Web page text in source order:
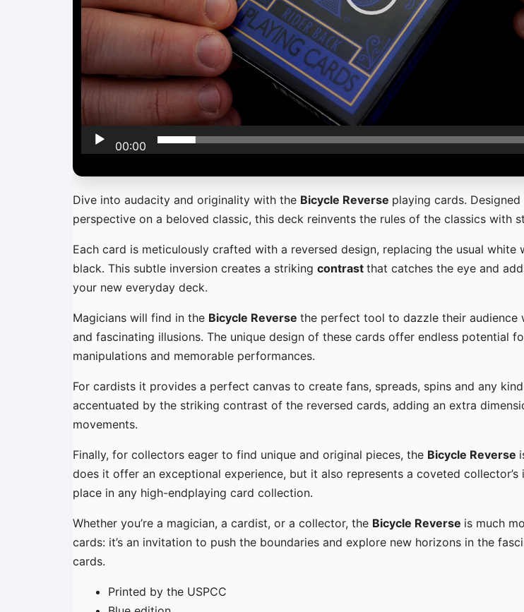
é
00:00
Dive into audacity and originality with the Bicycle Reverse playing cards.
perspective on a beloved classic, this deck reinvents the rules of the classics with
Each card is meticulously crafted with a reversed design, replacing the usual white
black. This subtle inversion creates a striking contrast that catches the eye and
your new everyday deck.
Magicians will find in the Bicycle Reverse the perfect tool to dazzle their audience
and fascinating illusions. The unique design of these cards offer endless potential
manipulations and memorable performances.
For cardists it provides a perfect canvas to create fans, spreads, spins and any
accentuated by the striking contrast of the reversed cards, adding an extra
movements.
Finally, for collectors eager to find unique and original pieces, the Bicycle Reverse
does it offer an exceptional experience, but it also represents a coveted
place in any high-endplaying card collection.
Whether you’re a magician, a cardist, or a collector, the Bicycle Reverse is much
cards: it’s an invitation to push the boundaries and explore new horizons in the
cards.
Printed by the USPCC